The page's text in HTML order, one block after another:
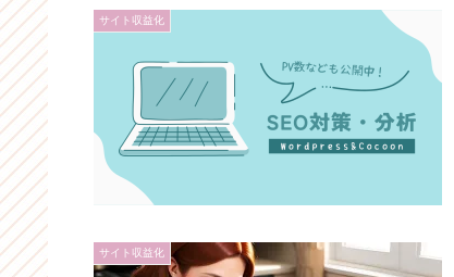
サイト収益化
サイト収益化